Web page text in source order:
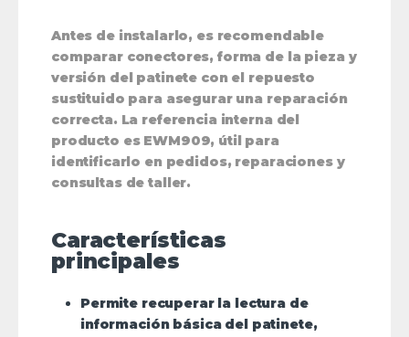
Antes de instalarlo, es recomendable
comparar conectores, forma de la pieza y
versión del patinete con el repuesto
sustituido para asegurar una reparación
correcta. La referencia interna del
producto es EWM909, útil para
identificarlo en pedidos, reparaciones y
consultas de taller.
Características
principales
Permite recuperar la lectura de
información básica del patinete,